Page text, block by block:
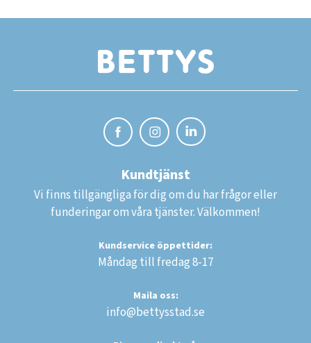
Kundtjänst
Vi finns tillgängliga för dig om du har frågor eller
funderingar om våra tjänster. Välkommen!
Kundservice öppettider:
Måndag till fredag 8-17
Maila oss:
info@bettysstad.se